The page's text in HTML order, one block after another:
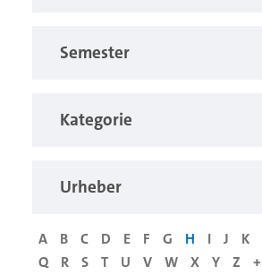
Semester
Kategorie
Urheber
A B C D E F G H I J K
Q
R S T U V W X Y Z +